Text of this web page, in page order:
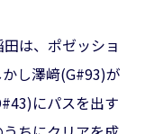
は、ポゼッショ
し澤﨑(G#93)が
にパスを出す